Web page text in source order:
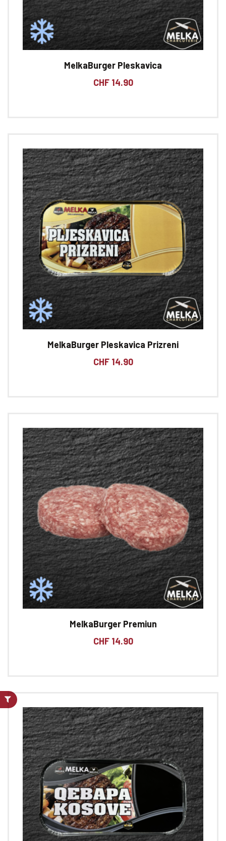
MelkaBurger Pleskavica
CHF14.90
MelkaBurger Pleskavica Prizreni
CHF14.90
MelkaBurger Premiun
CHF14.90